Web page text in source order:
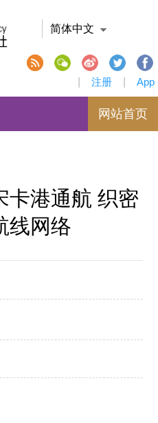
简体中文
注册 App
网站首页
卡港通航 织密
线网络